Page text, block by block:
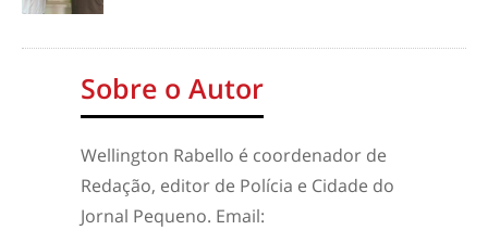
Sobre o Autor
Wellington Rabello é coordenador de
Redação, editor de Polícia e Cidade do
Jornal Pequeno. Email: